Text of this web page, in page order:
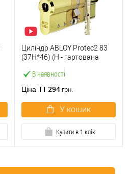
В наявності
Циліндр ABLOY Protec2 83
(37H*46) (H - гартована
полірована
Ціна 11 294 грн.
У кошик
Купити в 1 клік